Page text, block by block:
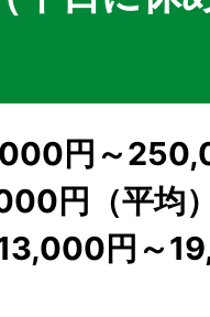
円～
円（平均
円～